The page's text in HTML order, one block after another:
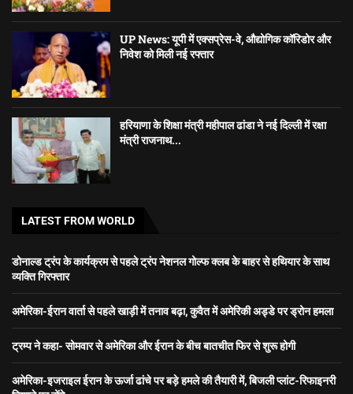
UP News: यूपी में एक्सप्रेस-वे, औद्योगिक कॉरिडोर और
निवेश को मिली नई रफ्तार
हरियाणा के शिक्षा मंत्री महीपाल ढांडा ने नई दिल्ली में रक्षा
मंत्री राजनाथ...
LATEST FROM WORLD
डोनाल्ड ट्रंप के कार्यक्रम से पहले ट्रंप नेशनल गोल्फ क्लब के बाहर से हथियार के साथ
व्यक्ति गिरफ्तार
अमेरिका-ईरान वार्ता से पहले खाड़ी में तनाव बढ़ा, कुवैत में अमेरिकी अड्डे पर ड्रोन हमला
ट्रम्प ने कहा- सोमवार से अमेरिका और ईरान के बीच बातचीत फिर से शुरू होगी
अमेरिका-इजराइल ईरान के ऊर्जा ढांचे पर बड़े हमले की तैयारी में, बिजली प्लांट-रिफाइनरी